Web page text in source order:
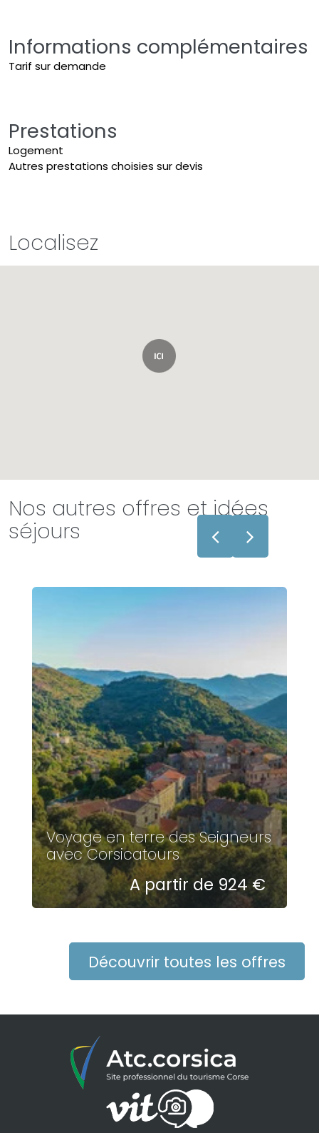
Informations complémentaires
Tarif sur demande
Prestations
Logement
Autres prestations choisies sur devis
Localisez
Nos autres offres et idées
séjours
Voyage en terre des Seigneurs
avec Corsicatours
A partir de 924 €
Découvrir toutes les offres